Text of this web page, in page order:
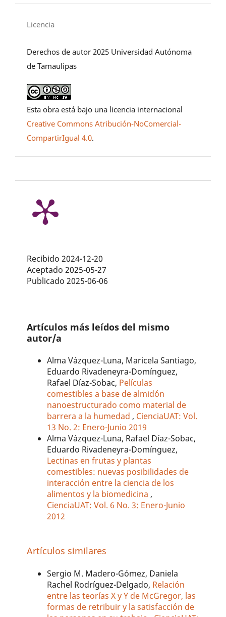
Licencia
Derechos de autor 2025 Universidad Autónoma
de Tamaulipas
Esta obra está bajo una licencia internacional
Creative Commons Atribución-NoComercial-
CompartirIgual 4.0.
Recibido 2024-12-20
Aceptado 2025-05-27
Publicado 2025-06-06
Artículos más leídos del mismo
autor/a
Alma Vázquez-Luna, Maricela Santiago,
Eduardo Rivadeneyra-Domínguez,
Rafael Díaz-Sobac, Películas
comestibles a base de almidón
nanoestructurado como material de
barrera a la humedad, CienciaUAT: Vol.
13 No. 2: Enero-Junio 2019
Alma Vázquez-Luna, Rafael Díaz-Sobac,
Eduardo Rivadeneyra-Domínguez,
Lectinas en frutas y plantas
comestibles: nuevas posibilidades de
interacción entre la ciencia de los
alimentos y la biomedicina,
CienciaUAT: Vol. 6 No. 3: Enero-Junio
2012
Artículos similares
Sergio M. Madero-Gómez, Daniela
Rachel Rodríguez-Delgado, Relación
entre las teorías X y Y de McGregor, las
formas de retribuir y la satisfacción de